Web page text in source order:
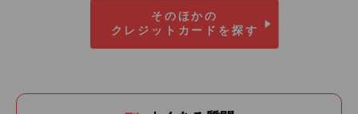
そのほかの
クレジットカードを探す